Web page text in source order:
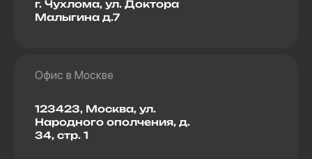
г. Чухлома, ул. Доктора
Малыгина д.7
Офис в Москве
123423, Москва, ул.
Народного ополчения, д.
34, стр. 1